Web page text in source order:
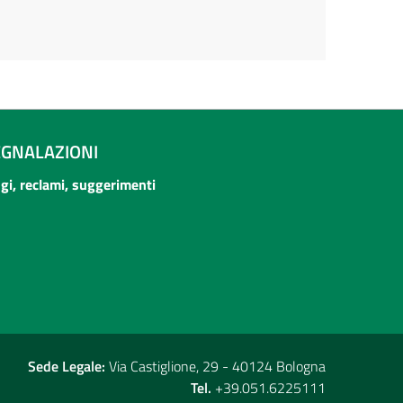
reclami, suggerimenti
Sede Legale: Via Castiglione, 29 - 40124 Bologna
Tel. +39.051.6225111